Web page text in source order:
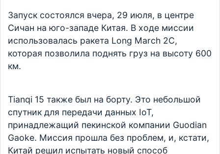
Запуск состоялся вчера, 29 июля, в центре
Сичан на юго-западе Китая. В ходе миссии
использовалась ракета Long March 2C,
которая позволила поднять груз на высоту 600
км.
Tianqi 15 также был на борту. Это небольшой
спутник для передачи данных IoT,
принадлежащий пекинской компании Guodian
Gaoke. Миссия прошла без проблем, и, кстати,
Китай решил испытать новый способ